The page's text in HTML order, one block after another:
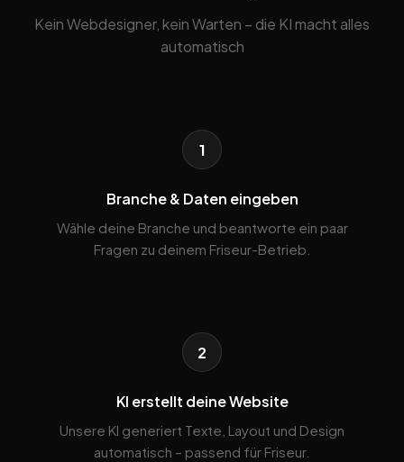
Kein Webdesigner, kein Warten – die KI macht alles
automatisch
1
Branche & Daten eingeben
Wähle deine Branche und beantworte ein paar
Fragen zu deinem Friseur-Betrieb.
2
KI erstellt deine Website
Unsere KI generiert Texte, Layout und Design
automatisch – passend für Friseur.